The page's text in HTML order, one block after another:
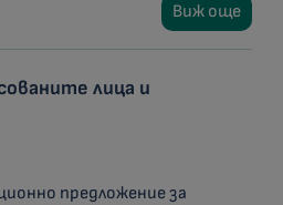
Виж още
лица и
предложение за